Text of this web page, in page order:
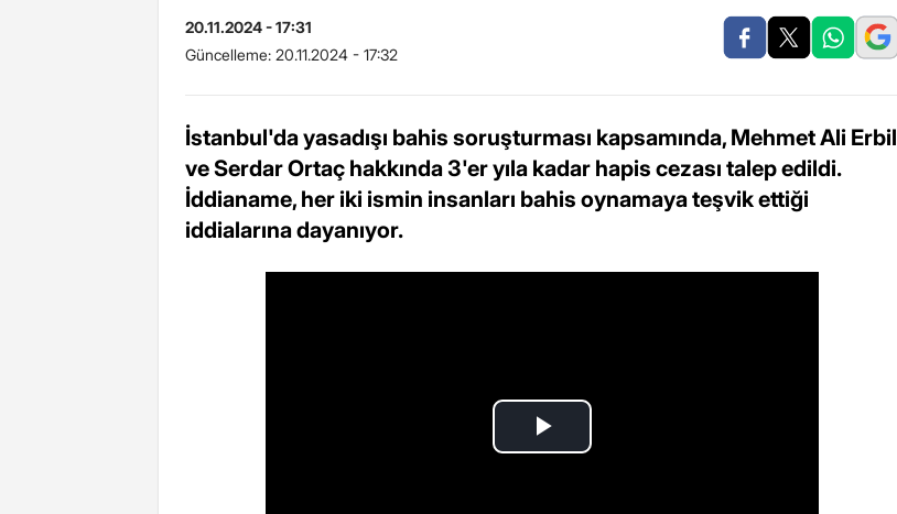
20.11.2024 - 17:31
Güncelleme: 20.11.2024 - 17:32
İstanbul'da yasadışı bahis soruşturması kapsamında, Mehmet Ali Erbil
ve Serdar Ortaç hakkında 3'er yıla kadar hapis cezası talep edildi.
İddianame, her iki ismin insanları bahis oynamaya teşvik ettiği
iddialarına dayanıyor.